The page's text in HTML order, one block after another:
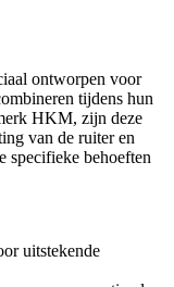
ontworpen voor
tijdens hun
HKM, zijn deze
van de ruiter en
specifieke behoeften
uitstekende